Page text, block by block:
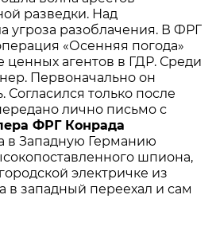
разведки. Над
угроза разоблачения. В ФРГ
«Осенняя погода»
ценных агентов в ГДР. Среди
Первоначально он
Согласился только после
лично письмо с
ФРГ Конрада
в Западную Германию
шпиона,
электричке из
в западный переехал и сам